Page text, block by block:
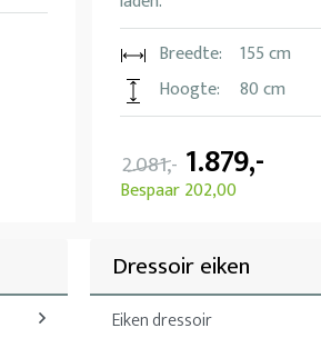
Breedte:
155 cm
Hoogte:
80 cm
2.081,- 1.879,-
Bespaar 202,00
Dressoir eiken
Eiken dressoir